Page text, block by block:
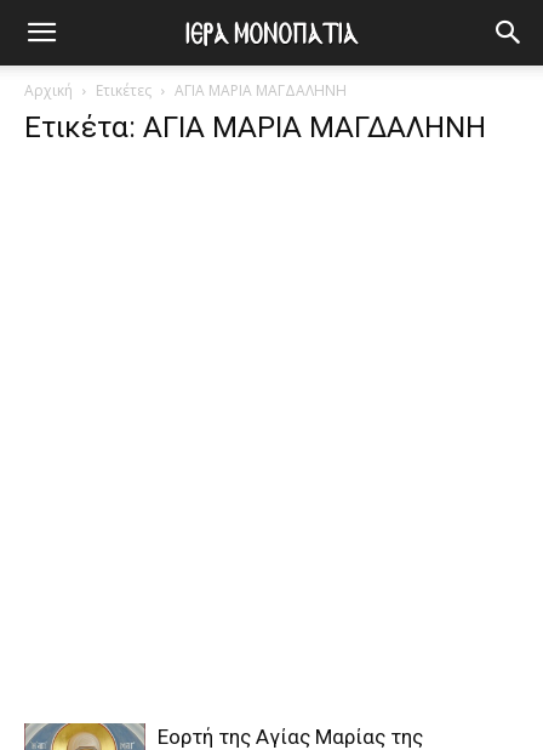
Αρχική Ετικέτες ΑΓΙΑ ΜΑΡΙΑ ΜΑΓΔΑΛΗΝΗ
Ετικέτα: ΑΓΙΑ ΜΑΡΙΑ ΜΑΓΔΑΛΗΝΗ
Εορτή της Αγίας Μαρίας της